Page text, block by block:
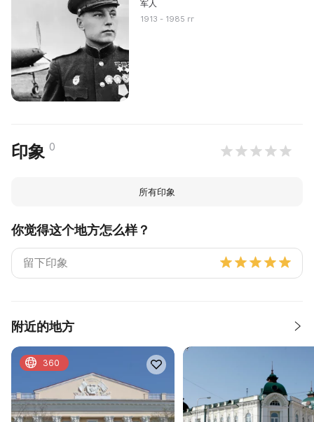
军人
1913 - 1985 гг
印象 0
所有印象
你觉得这个地方怎么样？
附近的地方
360